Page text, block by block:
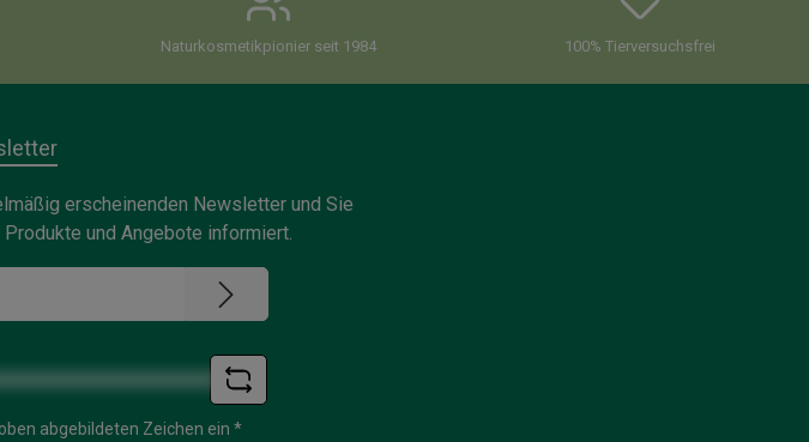
Naturkosmetikpionier seit 1984 100% Tierversuchsfrei
erscheinenden Newsletter und Sie
und Angebote informiert.
abgebildeten Zeichen ein *